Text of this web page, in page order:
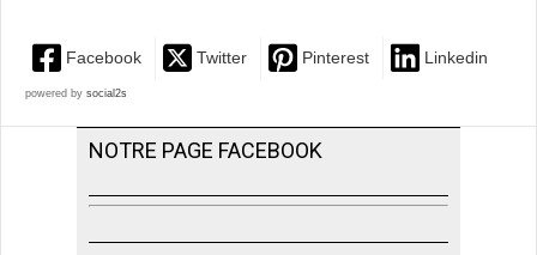
Facebook Twitter Pinterest Linkedin
powered by social2s
NOTRE PAGE FACEBOOK